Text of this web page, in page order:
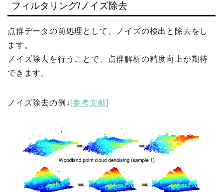
フィルタリング/ノイズ除去
点群データの前処理として、ノイズの検出と除去をし
ます。
ノイズ除去を行うことで、点群解析の精度向上が期待
できます。
ノイズ除去の例↓ [参考文献]